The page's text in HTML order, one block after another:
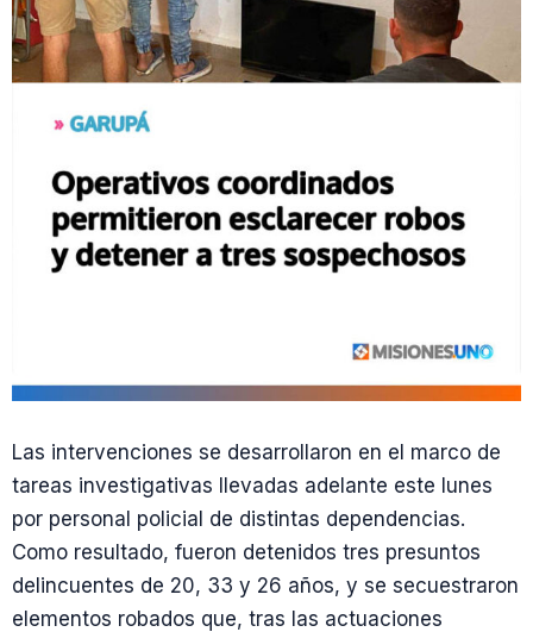
Las intervenciones se desarrollaron en el marco de
tareas investigativas llevadas adelante este lunes
por personal policial de distintas dependencias.
Como resultado, fueron detenidos tres presuntos
delincuentes de 20, 33 y 26 años, y se secuestraron
elementos robados que, tras las actuaciones